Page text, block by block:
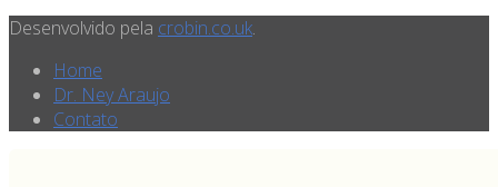
Desenvolvido pela crobin.co.uk.
Home
Dr. Ney Araujo
Contato